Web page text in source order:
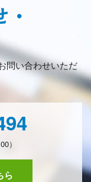
問い合わせいただ
）
ら